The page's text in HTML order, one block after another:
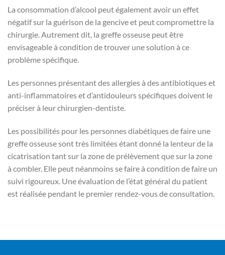
La consommation d’alcool peut également avoir un effet
négatif sur la guérison de la gencive et peut compromettre la
chirurgie. Autrement dit, la greffe osseuse peut être
envisageable à condition de trouver une solution à ce
problème spécifique.
Les personnes présentant des allergies à des antibiotiques et
anti-inflammatoires et d’antidouleurs spécifiques doivent le
préciser à leur chirurgien-dentiste.
Les possibilités pour les personnes diabétiques de faire une
greffe osseuse sont très limitées étant donné la lenteur de la
cicatrisation tant sur la zone de prélèvement que sur la zone
à combler. Elle peut néanmoins se faire à condition de faire un
suivi rigoureux. Une évaluation de l’état général du patient
est réalisée pendant le premier rendez-vous de consultation.